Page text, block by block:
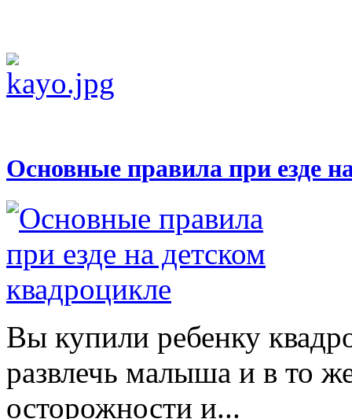
Основные правила при езде
Вы купили ребенку
развлечь малыша и в то
осторожности и...